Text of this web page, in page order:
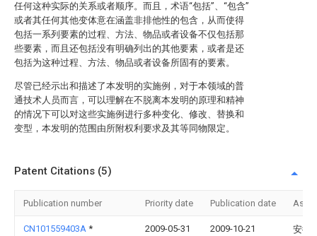
任何这种实际的关系或者顺序。而且，术语“包括”、“包含”
或者其任何其他变体意在涵盖非排他性的包含，从而使得
包括一系列要素的过程、方法、物品或者设备不仅包括那
些要素，而且还包括没有明确列出的其他要素，或者是还
包括为这种过程、方法、物品或者设备所固有的要素。
尽管已经示出和描述了本发明的实施例，对于本领域的普
通技术人员而言，可以理解在不脱离本发明的原理和精神
的情况下可以对这些实施例进行多种变化、修改、替换和
变型，本发明的范围由所附权利要求及其等同物限定。
Patent Citations (5)
Publication number Priority date Publication date
CN101559403A * 2009-05-31 2009-10-21
安徽